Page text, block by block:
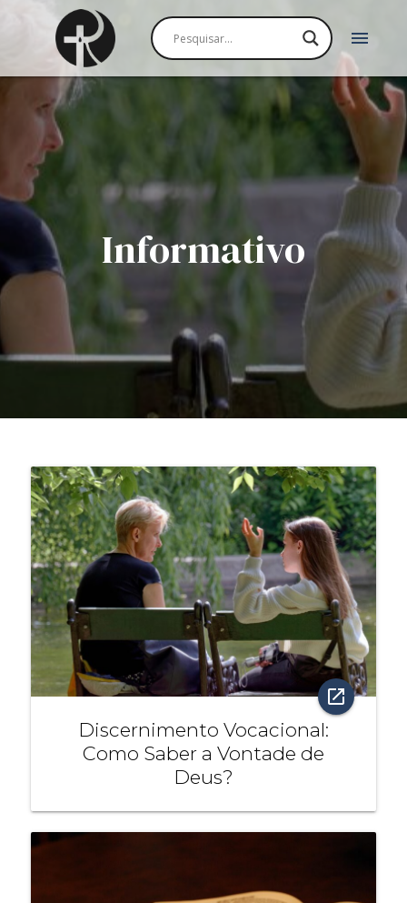
menu
Informativo
open_in_new
Discernimento Vocacional:
Como Saber a Vontade de
Deus?